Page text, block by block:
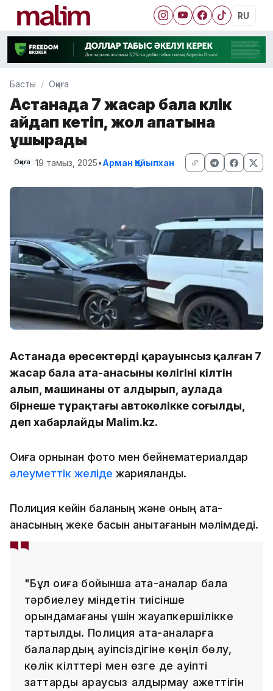
RU
Басты Оқиға
Астанада 7 жасар бала көлік
айдап кетіп, жол апатына
ұшырады
Оқиға 19 тамыз, 2025•Арман Қайыпхан
Астанада ересектердің қарауынсыз қалған 7
жасар бала ата-анасының көлігінің кілтін
алып, машинаны от алдырып, аулада
бірнеше тұрақтағы автокөлікке соғылды,
деп хабарлайды Malim.kz.
Оқиға орнынан фото мен бейнематериалдар
әлеуметтік желіде жарияланды.
Полиция кейін баланың және оның ата-
анасының жеке басын анықтағанын мәлімдеді.
"Бұл оқиға бойынша ата-аналар бала
тәрбиелеу міндетін тиісінше
орындамағаны үшін жауапкершілікке
тартылды. Полиция ата-аналарға
балалардың қауіпсіздігіне көңіл бөлу,
көлік кілттері мен өзге де қауіпті
заттарды қараусыз қалдырмау қажеттігін